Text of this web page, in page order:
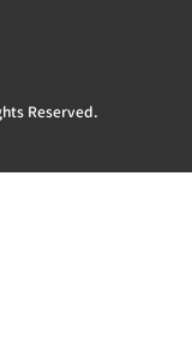
Reserved.